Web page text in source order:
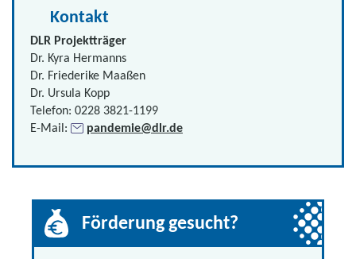
Kontakt
DLR Projektträger
Dr. Kyra Hermanns
Dr. Friederike Maaßen
Dr. Ursula Kopp
Telefon: 0228 3821-1199
E-Mail:
pandemie@dlr.de
Förderung gesucht?